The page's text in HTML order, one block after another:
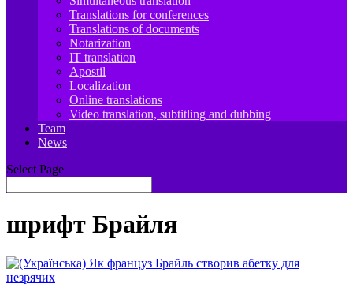
Translations for conferences
Translations of documents
Notarization
IT translation
Apostil
Localization
Online translations
Video translation, subtitling and dubbing
Team
News
Select Page
шрифт Брайля